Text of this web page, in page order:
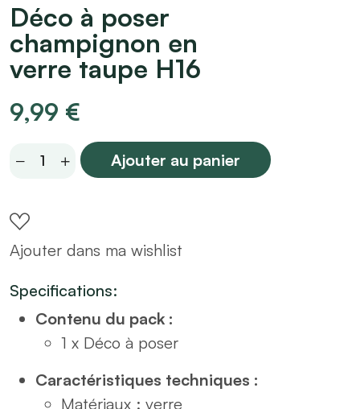
Déco à poser
champignon en
verre taupe H16
9,99 €
Déco
champignon
en
taupe
H16
quantity
Ajouter au panier
Ajouter dans ma wishlist
Specifications:
Contenu du pack :
1 x Déco à poser
Caractéristiques techniques :
Matériaux : verre